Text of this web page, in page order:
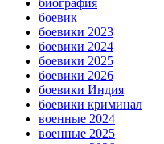
биография
боевик
боевики 2023
боевики 2024
боевики 2025
боевики 2026
боевики Индия
боевики криминал
военные 2024
военные 2025